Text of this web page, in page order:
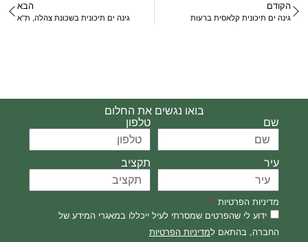
הקודם
גינה ים תיכונית קלאסית ברעות
הבא
גינה ים תיכונית בשכונת צהלה, ת"א
בואו נגשים את החלום
מדיניות הפרטיות
ידוע לי שהפרטים שמסרתי לעיל ייכללו במאגרי המידע של
החברה, בהתאם למדיניות הפרטיות
שם טלפון
עיר תקציב